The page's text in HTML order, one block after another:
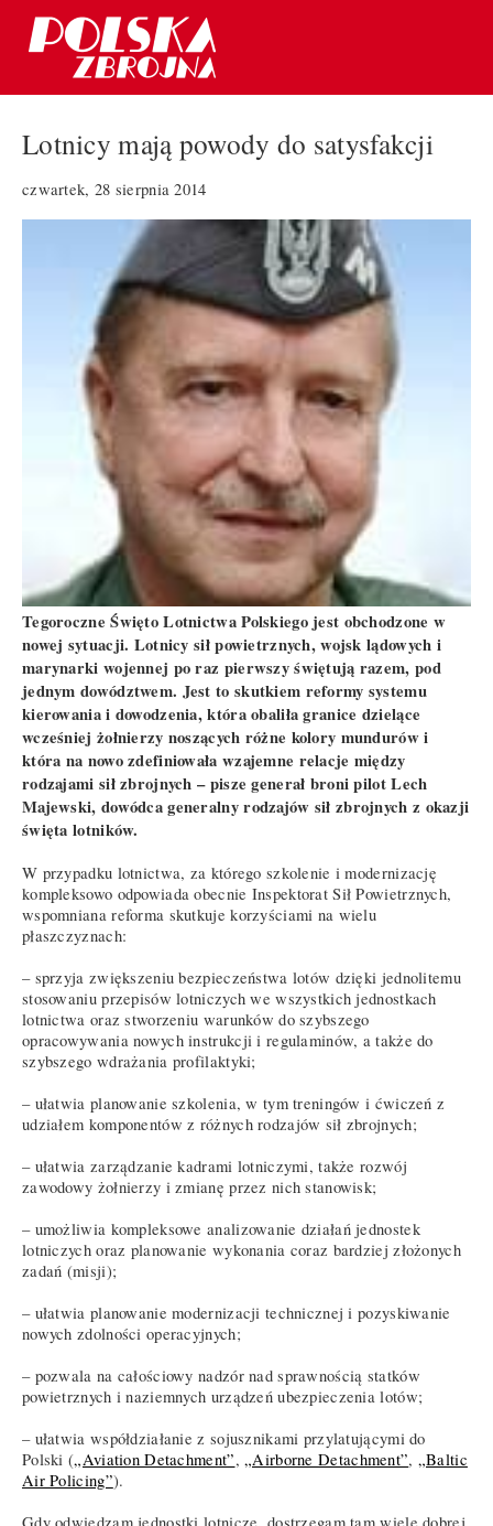
Lotnicy mają powody do satysfakcji
czwartek, 28 sierpnia 2014
Tegoroczne Święto Lotnictwa Polskiego jest obchodzone w
nowej sytuacji. Lotnicy sił powietrznych, wojsk lądowych i
marynarki wojennej po raz pierwszy świętują razem, pod
jednym dowództwem. Jest to skutkiem reformy systemu
kierowania i dowodzenia, która obaliła granice dzielące
wcześniej żołnierzy noszących różne kolory mundurów i
która na nowo zdefiniowała wzajemne relacje między
rodzajami sił zbrojnych – pisze generał broni pilot Lech
Majewski, dowódca generalny rodzajów sił zbrojnych z okazji
święta lotników.
W przypadku lotnictwa, za którego szkolenie i modernizację
kompleksowo odpowiada obecnie Inspektorat Sił Powietrznych,
wspomniana reforma skutkuje korzyściami na wielu
płaszczyznach:
– sprzyja zwiększeniu bezpieczeństwa lotów dzięki jednolitemu
stosowaniu przepisów lotniczych we wszystkich jednostkach
lotnictwa oraz stworzeniu warunków do szybszego
opracowywania nowych instrukcji i regulaminów, a także do
szybszego wdrażania profilaktyki;
– ułatwia planowanie szkolenia, w tym treningów i ćwiczeń z
udziałem komponentów z różnych rodzajów sił zbrojnych;
– ułatwia zarządzanie kadrami lotniczymi, także rozwój
zawodowy żołnierzy i zmianę przez nich stanowisk;
– umożliwia kompleksowe analizowanie działań jednostek
lotniczych oraz planowanie wykonania coraz bardziej złożonych
zadań (misji);
– ułatwia planowanie modernizacji technicznej i pozyskiwanie
nowych zdolności operacyjnych;
– pozwala na całościowy nadzór nad sprawnością statków
powietrznych i naziemnych urządzeń ubezpieczenia lotów;
– ułatwia współdziałanie z sojusznikami przylatującymi do
Polski („Aviation Detachment”, „Airborne Detachment”, „Baltic
Air Policing”).
Gdy odwiedzam jednostki lotnicze, dostrzegam tam wiele dobrej